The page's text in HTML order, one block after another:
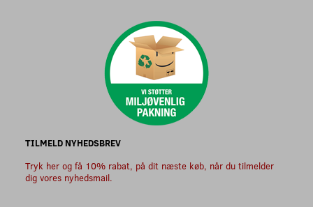
TILMELD NYHEDSBREV
Tryk her og få 10% rabat, på dit næste køb, når du tilmelder
dig vores nyhedsmail.